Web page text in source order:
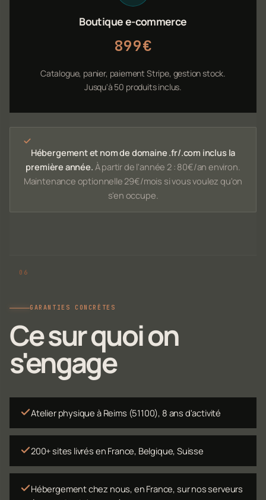
Boutique e-commerce
899€
Catalogue, panier, paiement Stripe, gestion stock.
Jusqu'à 50 produits inclus.
Hébergement et nom de domaine .fr/.com inclus la
première année. À partir de l'année 2 : 80€/an environ.
Maintenance optionnelle 29€/mois si vous voulez qu'on
s'en occupe.
GARANTIES CONCRÈTES
Ce sur quoi on
s'engage
Atelier physique à Reims (51100), 8 ans d'activité
200+ sites livrés en France, Belgique, Suisse
Hébergement chez nous, en France, sur nos serveurs